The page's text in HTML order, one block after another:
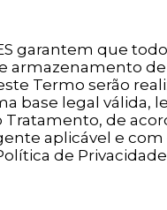
garantem que
armazenamento de
Termo serão
base legal válida,
Tratamento, de
aplicável e
de Privacidade